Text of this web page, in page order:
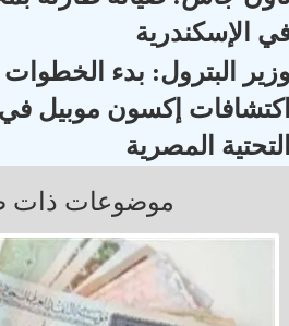
الإسكندرية
البترول: بدء الخطوات
إكسون موبيل في
المصرية
موضوعات ذات